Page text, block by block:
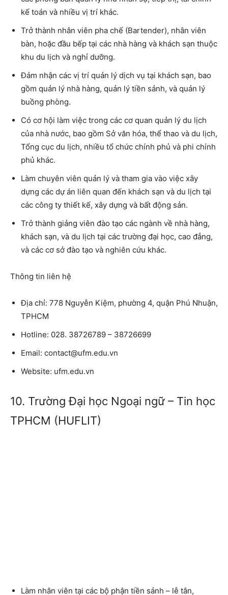
kế toán và nhiều vị trí khác.
Trở thành nhân viên pha chế (Bartender), nhân viên
bàn, hoặc đầu bếp tại các nhà hàng và khách sạn thuộc
khu du lịch và nghỉ dưỡng.
Đảm nhận các vị trí quản lý dịch vụ tại khách sạn, bao
gồm quản lý nhà hàng, quản lý tiền sảnh, và quản lý
buồng phòng.
Có cơ hội làm việc trong các cơ quan quản lý du lịch
của nhà nước, bao gồm Sở văn hóa, thể thao và du lịch,
Tổng cục du lịch, nhiều tổ chức chính phủ và phi chính
phủ khác.
Làm chuyên viên quản lý và tham gia vào việc xây
dựng các dự án liên quan đến khách sạn và du lịch tại
các công ty thiết kế, xây dựng và bất động sản.
Trở thành giảng viên đào tạo các ngành về nhà hàng,
khách sạn, và du lịch tại các trường đại học, cao đẳng,
và các cơ sở đào tạo và nghiên cứu khác.
Thông tin liên hệ
Địa chỉ: 778 Nguyễn Kiệm, phường 4, quận Phú Nhuận,
TPHCM
Hotline: 028. 38726789 – 38726699
Email: contact@ufm.edu.vn
Website: ufm.edu.vn
10. Trường Đại học Ngoại ngữ – Tin học
TPHCM (HUFLIT)
Làm nhân viên tại các bộ phận tiền sảnh – lễ tân,